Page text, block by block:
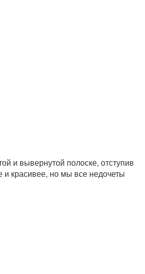
и вывернутой полоске, отступив
красивее, но мы все недочеты